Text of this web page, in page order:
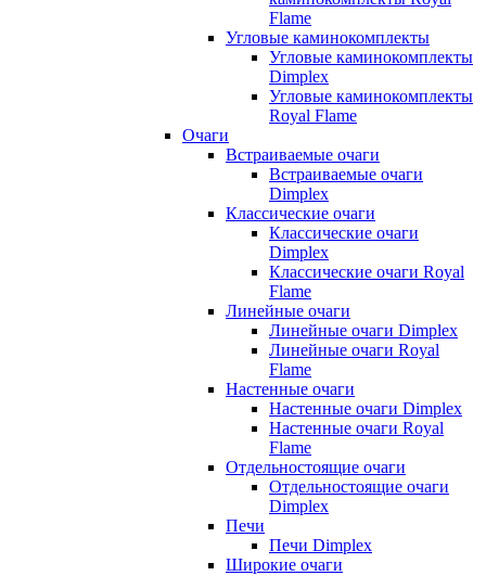
Flame
Угловые каминокомплекты
Угловые каминокомплекты
Dimplex
Угловые каминокомплекты
Royal Flame
Очаги
Встраиваемые очаги
Встраиваемые очаги
Dimplex
Классические очаги
Классические очаги
Dimplex
Классические очаги Royal
Flame
Линейные очаги
Линейные очаги Dimplex
Линейные очаги Royal
Flame
Настенные очаги
Настенные очаги Dimplex
Настенные очаги Royal
Flame
Отдельностоящие очаги
Отдельностоящие очаги
Dimplex
Печи
Печи Dimplex
Широкие очаги